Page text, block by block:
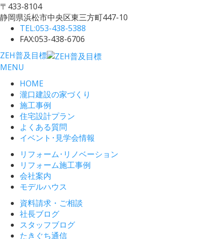
〒433-8104
静岡県浜松市中央区東三方町447-10
TEL:053-438-5388
FAX:053-438-6706
ZEH普及目標
MENU
HOME
瀧口建設の家づくり
施工事例
住宅設計プラン
よくある質問
イベント･見学会情報
リフォーム･リノベーション
リフォーム施工事例
会社案内
モデルハウス
資料請求・ご相談
社長ブログ
スタッフブログ
たきぐち通信